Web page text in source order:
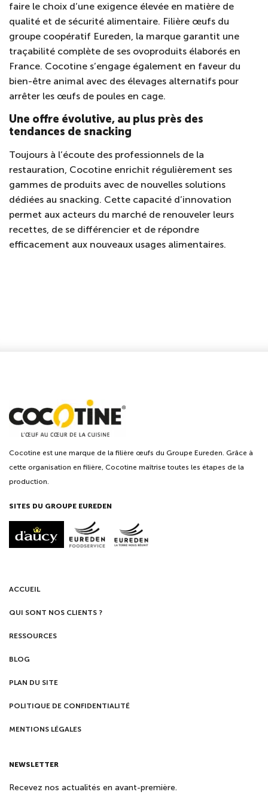
faire le choix d’une exigence élevée en matière de
qualité et de sécurité alimentaire. Filière œufs du
groupe coopératif Eureden, la marque garantit une
traçabilité complète de ses ovoproduits élaborés en
France. Cocotine s’engage également en faveur du
bien-être animal avec des élevages alternatifs pour
arrêter les œufs de poules en cage.
Une offre évolutive, au plus près des
tendances de snacking
Toujours à l’écoute des professionnels de la
restauration, Cocotine enrichit régulièrement ses
gammes de produits avec de nouvelles solutions
dédiées au snacking. Cette capacité d’innovation
permet aux acteurs du marché de renouveler leurs
recettes, de se différencier et de répondre
efficacement aux nouveaux usages alimentaires.
Cocotine est une marque de la filière œufs du Groupe Eureden. Grâce à
cette organisation en filière, Cocotine maîtrise toutes les étapes de la
production.
SITES DU GROUPE EUREDEN
ACCUEIL
QUI SONT NOS CLIENTS ?
RESSOURCES
BLOG
PLAN DU SITE
POLITIQUE DE CONFIDENTIALITÉ
MENTIONS LÉGALES
NEWSLETTER
Recevez nos actualités en avant-première.